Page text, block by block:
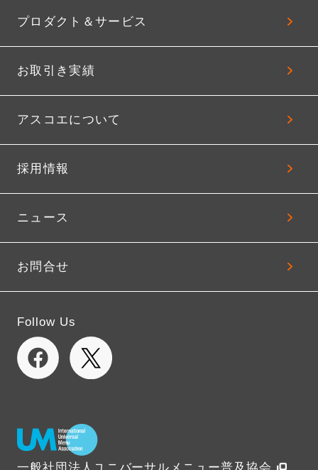
プロダクト＆サービス
お取引き実績
アスコエについて
採用情報
ニュース
お問合せ
Follow Us